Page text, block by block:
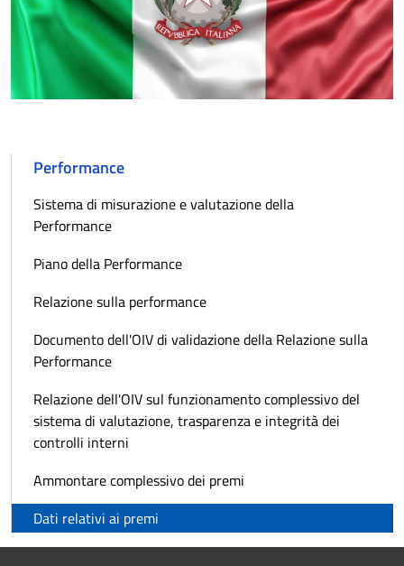
Performance
Sistema di misurazione e valutazione della
Performance
Piano della Performance
Relazione sulla performance
Documento dell'OIV di validazione della Relazione sulla
Performance
Relazione dell'OIV sul funzionamento complessivo del
sistema di valutazione, trasparenza e integrità dei
controlli interni
Ammontare complessivo dei premi
Dati relativi ai premi